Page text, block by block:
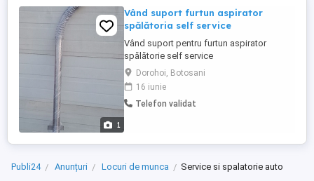
1
Vând suport furtun aspirator
spălătoria self service
Vând suport pentru furtun aspirator
spălătorie self service
Dorohoi, Botosani
16 iunie
Telefon validat
Publi24 Anunțuri Locuri de munca Service si spalatorie auto